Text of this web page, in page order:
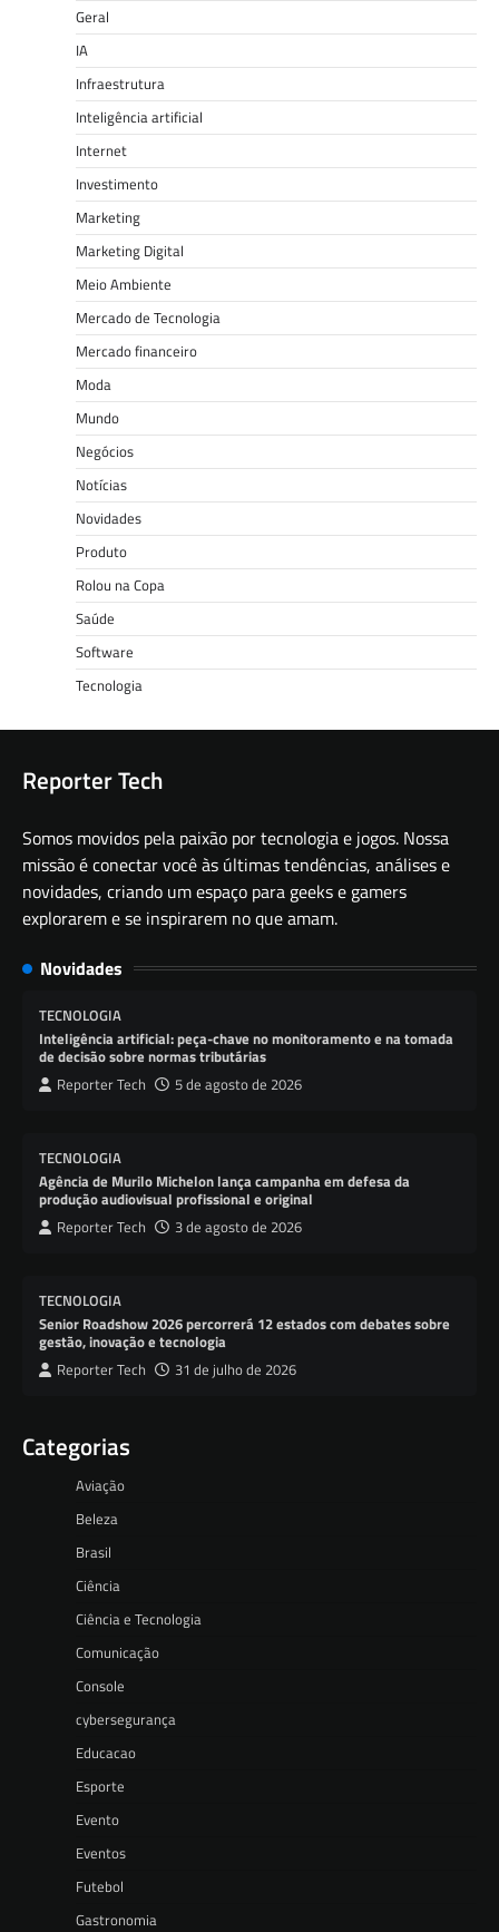
Geral
IA
Infraestrutura
Inteligência artificial
Internet
Investimento
Marketing
Marketing Digital
Meio Ambiente
Mercado de Tecnologia
Mercado financeiro
Moda
Mundo
Negócios
Notícias
Novidades
Produto
Rolou na Copa
Saúde
Software
Tecnologia
Reporter Tech
Somos movidos pela paixão por tecnologia e jogos. Nossa
missão é conectar você às últimas tendências, análises e
novidades, criando um espaço para geeks e gamers
explorarem e se inspirarem no que amam.
Novidades
TECNOLOGIA
Inteligência artificial: peça-chave no monitoramento e na tomada
de decisão sobre normas tributárias
Reporter Tech 5 de agosto de 2026
TECNOLOGIA
Agência de Murilo Michelon lança campanha em defesa da
produção audiovisual profissional e original
Reporter Tech 3 de agosto de 2026
TECNOLOGIA
Senior Roadshow 2026 percorrerá 12 estados com debates sobre
gestão, inovação e tecnologia
Reporter Tech 31 de julho de 2026
Categorias
Aviação
Beleza
Brasil
Ciência
Ciência e Tecnologia
Comunicação
Console
cybersegurança
Educacao
Esporte
Evento
Eventos
Futebol
Gastronomia